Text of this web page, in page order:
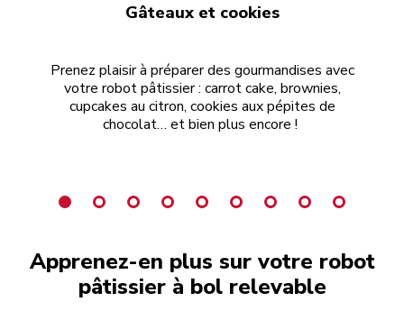
Gâteaux et cookies
Prenez plaisir à préparer des gourmandises avec
votre robot pâtissier : carrot cake, brownies,
cupcakes au citron, cookies aux pépites de
chocolat… et bien plus encore !
Apprenez-en plus sur votre robot
pâtissier à bol relevable